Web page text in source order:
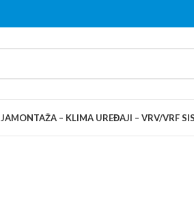
MONTAŽA – KLIMA UREĐAJI – VRV/VRF